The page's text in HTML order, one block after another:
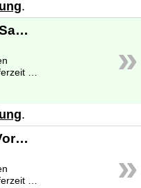
.
»
Tuchträger für Vorwerk Saugwischer SP 520, 530
finden Sie unter
.
»
Verriegelungstaste für Vorwerk Saugwischer SP 520
finden Sie unter